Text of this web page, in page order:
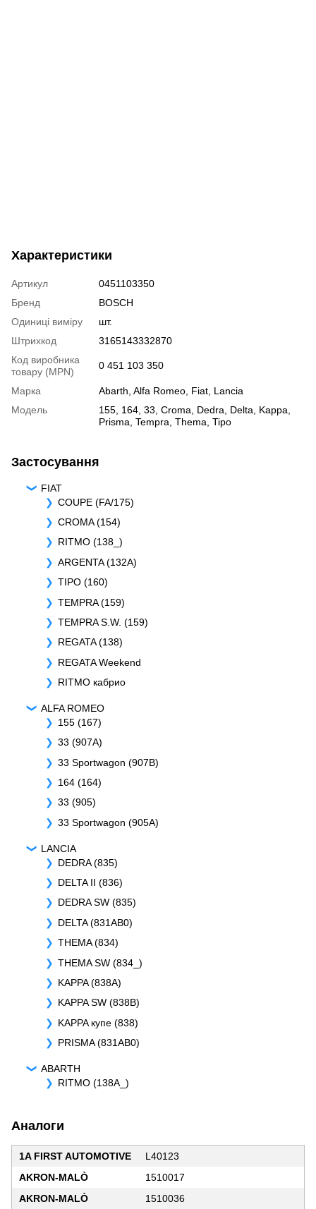
Характеристики
Артикул
0451103350
Бренд
BOSCH
Одиниці виміру
шт.
Штрихкод
3165143332870
Код виробника
товару (MPN)
0 451 103 350
Марка Abarth Alfa Romeo Fiat Lancia
Модель
155 164 33 Croma Dedra Delta Kappa
Prisma Tempra Thema Tipo
Застосування
FIAT
COUPE (FA/175)
CROMA (154)
RITMO (138_)
ARGENTA (132A)
TIPO (160)
TEMPRA (159)
TEMPRA S.W. (159)
REGATA (138)
REGATA Weekend
RITMO кабрио
ALFA ROMEO
155 (167)
33 (907A)
33 Sportwagon (907B)
164 (164)
33 (905)
33 Sportwagon (905A)
LANCIA
DEDRA (835)
DELTA II (836)
DEDRA SW (835)
DELTA (831AB0)
THEMA (834)
THEMA SW (834_)
KAPPA (838A)
KAPPA SW (838B)
KAPPA купе (838)
PRISMA (831AB0)
ABARTH
RITMO (138A_)
Аналоги
1A FIRST AUTOMOTIVE
L40123
AKRON-MALÒ
1510017
AKRON-MALÒ
1510036